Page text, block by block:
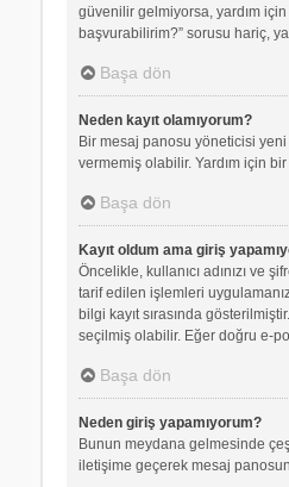
güvenilir gelmiyorsa, yardım
başvurabilirim?” sorusu hariç,
Başa dön
Neden kayıt olamıyorum?
Bir mesaj panosu yöneticisi yeni
vermemiş olabilir. Yardım için
Başa dön
Kayıt oldum ama giriş
Öncelikle, kullanıcı adınızı ve
tarif edilen işlemleri
bilgi kayıt sırasında
seçilmiş olabilir. Eğer doğru e-
Başa dön
Neden giriş yapamıyorum?
Bunun meydana gelmesinde
iletişime geçerek mesaj